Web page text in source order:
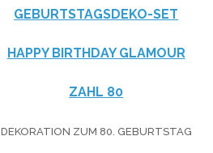
GEBURTSTAGSDEKO-SET
HAPPY BIRTHDAY GLAMOUR
ZAHL 80
DEKORATION ZUM 80. GEBURTSTAG